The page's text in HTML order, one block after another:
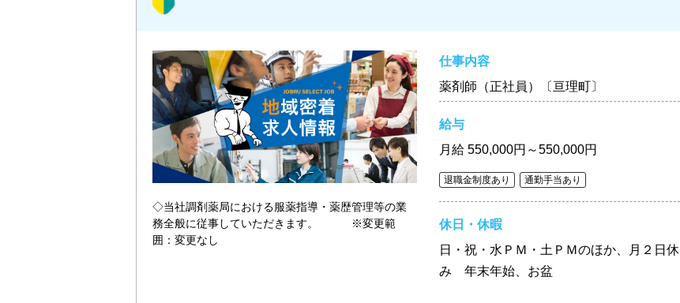
◇当社調剤薬局における服薬指導・薬歴管理等の業
務全般に従事していただきます。 ※変更範
囲：変更なし
仕事内容
薬剤師（正社員）〔亘理町〕
給与
月給 550,000円～550,000円
退職金制度あり 通勤手当あり
休日・休暇
日・祝・水ＰＭ・土ＰＭのほか、月２日休
み 年末年始、お盆